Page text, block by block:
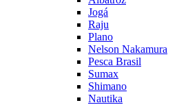
Jogá
Raju
Plano
Nelson Nakamura
Pesca Brasil
Sumax
Shimano
Nautika